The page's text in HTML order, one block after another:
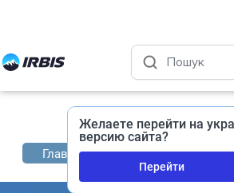
Желаете перейти на
версию сайта?
Перейти
Главная Каталог